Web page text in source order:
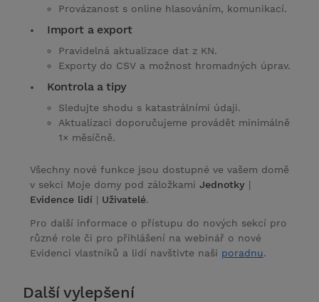
Provázanost s online hlasováním, komunikací.
Import a export
Pravidelná aktualizace dat z KN.
Exporty do CSV a možnost hromadných úprav.
Kontrola a tipy
Sledujte shodu s katastrálními údaji.
Aktualizaci doporučujeme provádět minimálně
1× měsíčně.
Všechny nové funkce jsou dostupné ve vašem domě
v sekci Moje domy pod záložkami Jednotky |
Evidence lidí | Uživatelé.
Pro další informace o přístupu do nových sekcí pro
různé role či pro přihlášení na webinář o nové
Evidenci vlastníků a lidí navštivte naši poradnu.
Další vylepšení